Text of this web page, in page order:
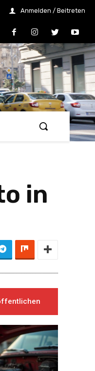
Anmelden / Beitreten
in